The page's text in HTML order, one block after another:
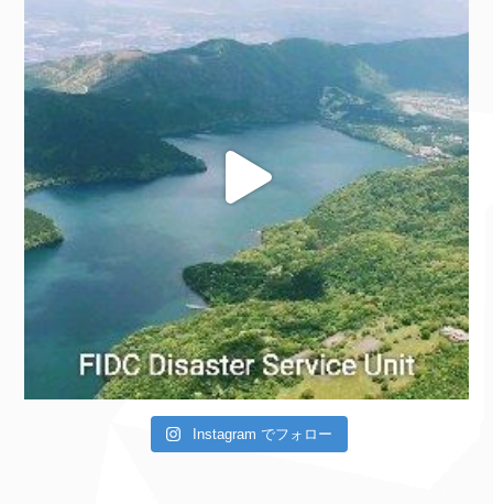
Instagram でフォロー